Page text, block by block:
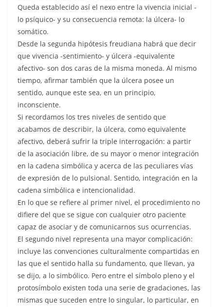
Queda establecido así el nexo entre la vivencia inicial -
lo psíquico- y su consecuencia remota: la úlcera- lo
somático.
Desde la segunda hipótesis freudiana habrá que decir
que vivencia -sentimiento- y úlcera -equivalente
afectivo- son dos caras de la misma moneda. Al mismo
tiempo, afirmar también que la úlcera posee un
sentido, aunque este sea, en un principio,
inconsciente.
Si recordamos los tres niveles de sentido que
acabamos de describir, la úlcera, como equivalente
afectivo, deberá sufrir la triple interrogación: a partir
de la asociación libre, de su mayor o menor integración
en la cadena simbólica y acerca de las peculiares vías
de expresión de lo pulsional. Sentido, integración en la
cadena simbólica e intencionalidad.
En lo que se refiere al primer nivel, el procedimiento no
difiere del que se sigue con cualquier otro paciente
capaz de asociar y de comunicarnos sus ocurrencias.
El segundo nivel representa una mayor complicación:
incluye las convenciones culturalmente compartidas en
las que el sentido halla su fundamento, que llevan, ya
se dijo, a lo simbólico. Pero entre el símbolo pleno y el
protosímbolo existen toda una serie de gradaciones, las
mismas que suceden entre lo singular, lo particular, en